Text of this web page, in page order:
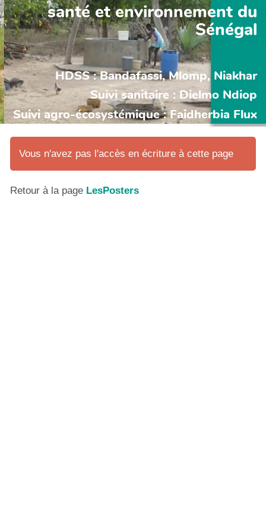
santé et environnement du
Sénégal
HDSS : Bandafassi, Mlomp, Niakhar
Suivi sanitaire : Dielmo Ndiop
Suivi agro-écosystémique : Faidherbia Flux
Vous n'avez pas l'accès en écriture à cette page
Retour à la page LesPosters